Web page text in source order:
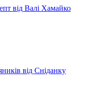
від Валі Хамайко
від Сніданку